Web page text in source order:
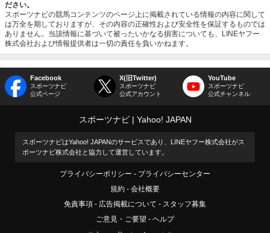
ださい。
スポーツナビの競馬コンテンツのページ上に掲載されている情報の内容に関して
は万全を期しておりますが、その内容の正確性および安全性を保証するものでは
ありません。当該情報に基づいて被ったいかなる損害についても、LINEヤフー
株式会社および情報提供者は一切の責任を負いかねます。
Facebook
スポーツナビ
公式ページ
X(旧Twitter)
スポーツナビ
公式アカウント
YouTube
スポーツナビ
公式チャンネル
スポーツナビ Yahoo! JAPAN
スポーツナビはYahoo! JAPANのサービスであり、LINEヤフー株式会社がス
ポーツナビ株式会社と協力して運営しています。
プライバシーポリシー
プライバシーセンター
規約
会社概要
免責事項
広告掲載について
スタッフ募集
ご意見・ご要望
ヘルプ